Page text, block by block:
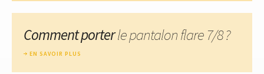
Comment porterle pantalon flare 7/8 ?
EN SAVOIR PLUS